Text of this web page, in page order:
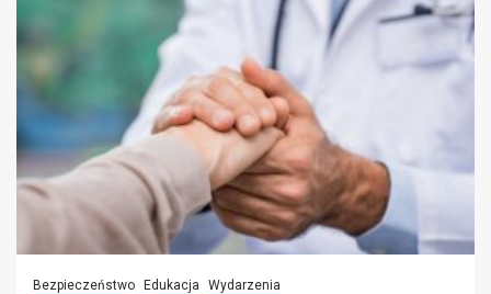
Bezpieczeństwo Edukacja Wydarzenia